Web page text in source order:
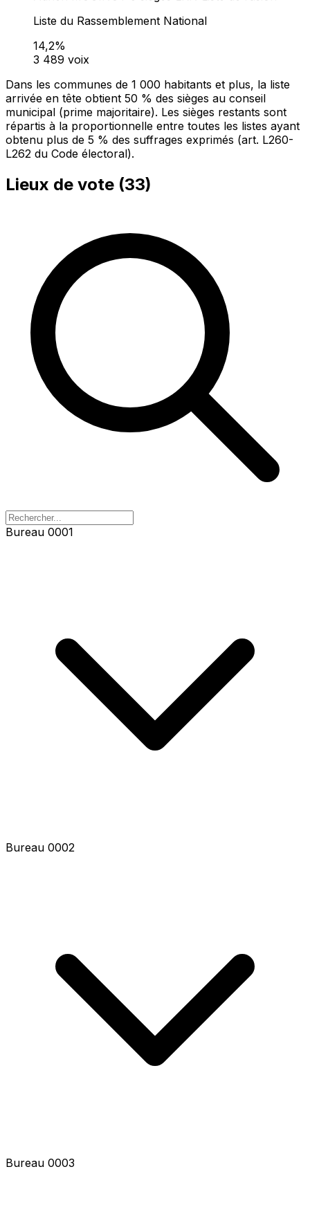
Liste du Rassemblement National
14,2%
3 489 voix
Dans les communes de 1 000 habitants et plus, la liste
arrivée en tête obtient 50 % des sièges au conseil
municipal (prime majoritaire). Les sièges restants sont
répartis à la proportionnelle entre toutes les listes ayant
obtenu plus de 5 % des suffrages exprimés (art. L260-
L262 du Code électoral).
Lieux de vote (33)
Bureau 0001
Bureau 0002
Bureau 0003